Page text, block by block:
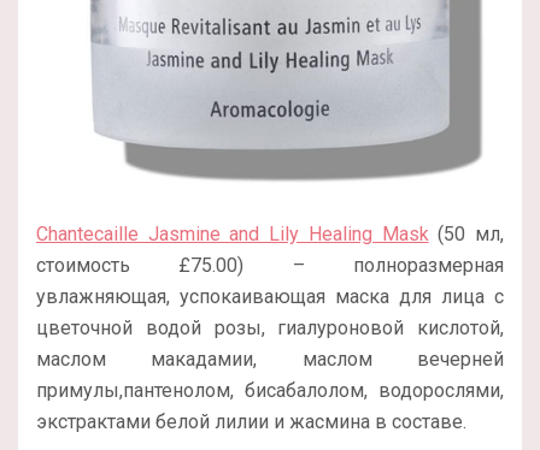
Chantecaille Jasmine and Lily Healing Mask (50 мл,
стоимость £75.00) – полноразмерная
увлажняющая, успокаивающая маска для лица с
цветочной водой розы, гиалуроновой кислотой,
маслом макадамии, маслом вечерней
примулы,пантенолом, бисабалолом, водорослями,
экстрактами белой лилии и жасмина в составе.